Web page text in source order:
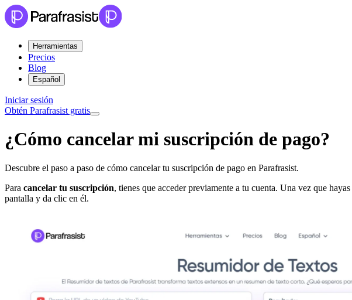
Herramientas
Precios
Blog
Español
Iniciar sesión
Obtén Parafrasist gratis
¿Cómo cancelar mi suscripción de pago?
Descubre el paso a paso de cómo cancelar tu suscripción de pago en Parafrasist.
Para cancelar tu suscripción, tienes que acceder previamente a tu cuenta. Una vez que
pantalla y da clic en él.